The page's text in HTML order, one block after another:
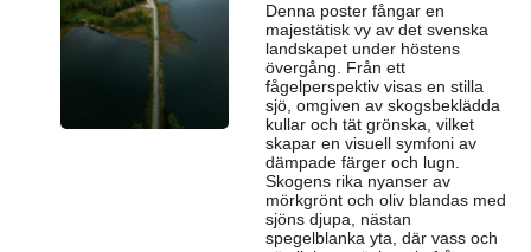
Denna poster fångar en
majestätisk vy av det svenska
landskapet under höstens
övergång. Från ett
fågelperspektiv visas en stilla
sjö, omgiven av skogsbeklädda
kullar och tät grönska, vilket
skapar en visuell symfoni av
dämpade färger och lugn.
Skogens rika nyanser av
mörkgrönt och oliv blandas med
sjöns djupa, nästan
spegelblanka yta, där vass och